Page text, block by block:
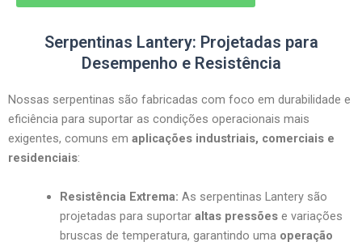
Serpentinas Lantery: Projetadas para
Desempenho e Resistência
Nossas serpentinas são fabricadas com foco em durabilidade e
eficiência para suportar as condições operacionais mais
exigentes, comuns em aplicações industriais, comerciais e
residenciais:
Resistência Extrema: As serpentinas Lantery são
projetadas para suportar altas pressõese variações
bruscas de temperatura, garantindo uma operação